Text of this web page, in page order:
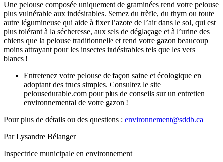
Une pelouse composée uniquement de graminées rend votre pelouse
plus vulnérable aux indésirables. Semez du trèfle, du thym ou toute
autre légumineuse qui aide à fixer l’azote de l’air dans le sol, qui est
plus tolérant à la sécheresse, aux sels de déglaçage et à l’urine des
chiens que la pelouse traditionnelle et rend votre gazon beaucoup
moins attrayant pour les insectes indésirables tels que les vers
blancs !
Entretenez votre pelouse de façon saine et écologique en
adoptant des trucs simples. Consultez le site
pelousedurable.com pour plus de conseils sur un entretien
environnemental de votre gazon !
Pour plus de détails ou des questions : environnement@sddb.ca
Par Lysandre Bélanger
Inspectrice municipale en environnement